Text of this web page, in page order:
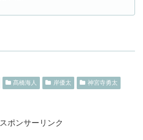
髙橋海人 岸優太
神宮寺勇太
スポンサーリンク